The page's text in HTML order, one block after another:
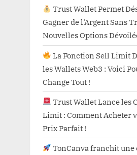
Trust Wallet Permet
Gagner de l’Argent Sans
Nouvelles Options
La Fonction Sell Limit
les Wallets Web3 : Voici
Change Tout !
Trust Wallet Lance les
Limit : Comment Acheter
Prix Parfait !
TonCanva franchit une